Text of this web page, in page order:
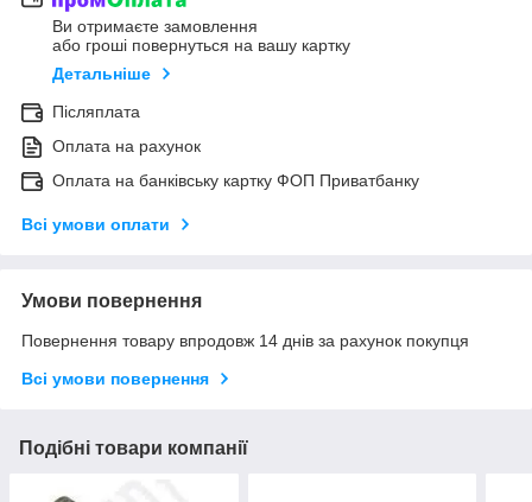
Ви отримаєте замовлення
або гроші повернуться на вашу картку
Детальніше
Післяплата
Оплата на рахунок
Оплата на банківську картку ФОП Приватбанку
Всі умови оплати
Умови повернення
Повернення товару впродовж 14 днів за рахунок покупця
Всі умови повернення
Подібні товари компанії